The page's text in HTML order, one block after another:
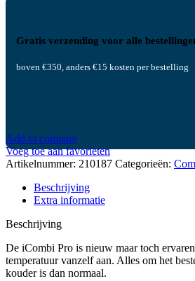
Gratis verzending voor alle
boven €350, anders €15 kosten per bestelling
Add to compare
Voeg toe aan favorieten
Artikelnummer: 210187 Categorieën:
Beschrijving
Extra informatie
Beschrijving
De iCombi Pro is nieuw maar toch
temperatuur vanzelf aan. Alles om het
kouder is dan normaal.